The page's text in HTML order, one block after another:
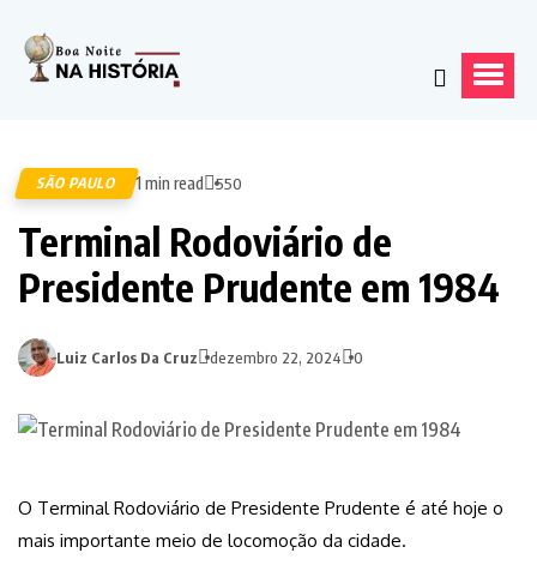
SÃO PAULO 1 min read 550
Terminal Rodoviário de
Presidente Prudente em 1984
Luiz Carlos Da Cruz dezembro 22, 2024 0
O Terminal Rodoviário de Presidente Prudente é até hoje o
mais importante meio de locomoção da cidade.